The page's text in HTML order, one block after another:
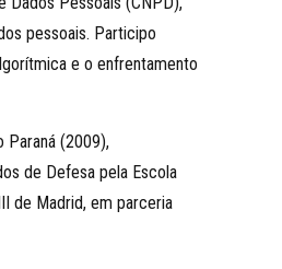
pessoais. Participo
e o enfrentamento
Paraná (2009),
de Defesa pela Escola
de Madrid, em parceria